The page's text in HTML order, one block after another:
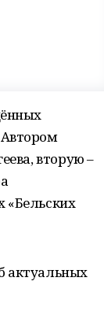
вторую –
«Бельских
актуальных